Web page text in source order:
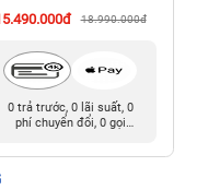
18.990.000đ
0 trả trước, 0 lãi suất, 0
phí chuyển đổi, 0 gọi